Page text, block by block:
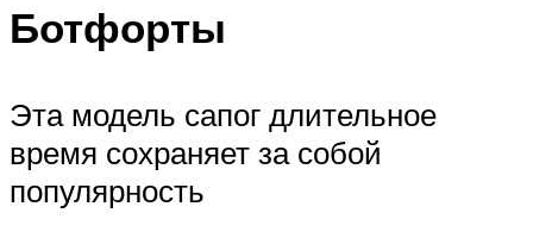
Ботфорты
Эта модель сапог длительное
время сохраняет за собой
популярность